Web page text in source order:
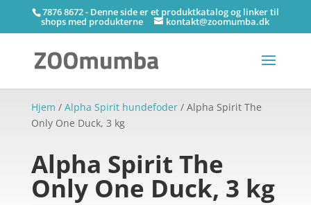
7876 8672 - Denne side er et produktkatalog og linker til
shops med produkterne kontakt@zoomumba.dk
Hjem / Alpha Spirit hundefoder/ Alpha Spirit The
Only One Duck, 3 kg
Alpha Spirit The
Only One Duck, 3 kg